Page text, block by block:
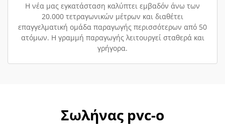
Η νέα μας εγκατάσταση καλύπτει εμβαδόν άνω των
20.000 τετραγωνικών μέτρων και διαθέτει
επαγγελματική ομάδα παραγωγής περισσότερων από 50
ατόμων. Η γραμμή παραγωγής λειτουργεί σταθερά και
γρήγορα.
Σωλήνας pvc-o